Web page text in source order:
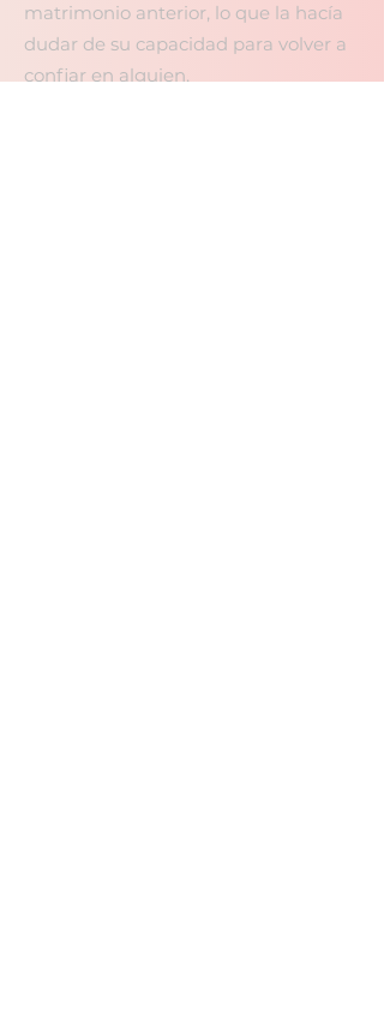
matrimonio anterior, lo que la hacía
dudar de su capacidad para volver a
confiar en alguien.